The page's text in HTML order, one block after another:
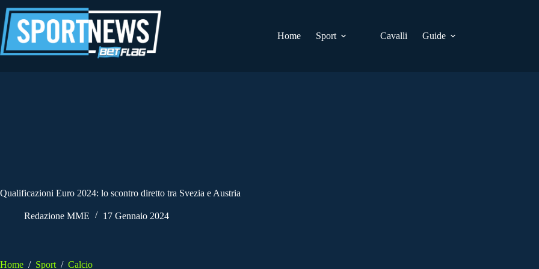
al
contenuto
Home
Sport Cavalli Guide
Qualificazioni Euro 2024: lo scontro diretto tra Svezia e Austria
Redazione MME 17 Gennaio 2024
Home / Sport / Calcio